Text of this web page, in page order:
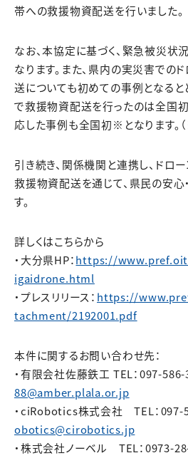
帯への救援物資配送を行いました。
なお、本協定に基づく、緊急被災状
なります。また、県内の実災害での
送についても初めての事例となると
で救援物資配送を行ったのは全国
応した事例も全国初※となります。
引き続き、関係機関と連携し、ドロ
救援物資配送を通じて、県民の安心
す。
詳しくはこちらから
・大分県HP：https://
igaidrone.html
・プレスリリース： https://
tachment/2192001.pdf
本件に関するお問い合わせ先：
・有限会社佐藤鉄工 TEL：097-
88@amber.plala.or.jp
・ciRobotics株式会社 TEL：
obotics@cirobotics.jp
・株式会社ノーベル TEL：0973-